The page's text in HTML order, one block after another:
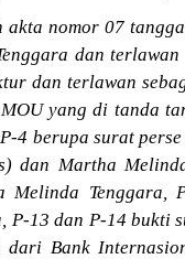
nomor 07
dan
dan terlawan
yang di tanda
4 berupa surat
dan Martha
Melinda
P-13 dan P-14 bukti
Bank